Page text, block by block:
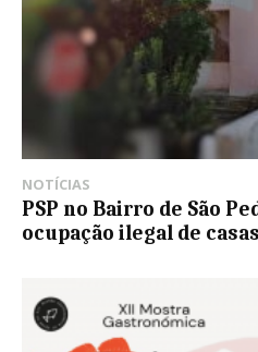
NOTÍCIAS
PSP no Bairro de São
ocupação ilegal de casas